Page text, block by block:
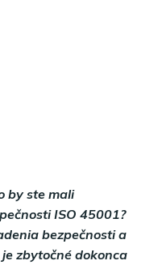
by ste mali
ISO 45001?
bezpečnosti a
zbytočné dokonca